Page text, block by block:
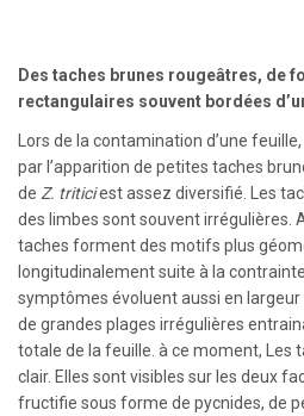
Des taches brunes rougeâtres, de
rectangulaires souvent bordées
Lors de la contamination d’une
par l’apparition de petites taches
de Z. triticiest assez diversifié. Les
des limbes sont souvent irrégulières.
taches forment des motifs plus
longitudinalement suite à la
symptômes évoluent aussi en
de grandes plages irrégulières
totale de la feuille. à ce moment, Les
clair. Elles sont visibles sur les deux
fructifie sous forme de pycnides, de